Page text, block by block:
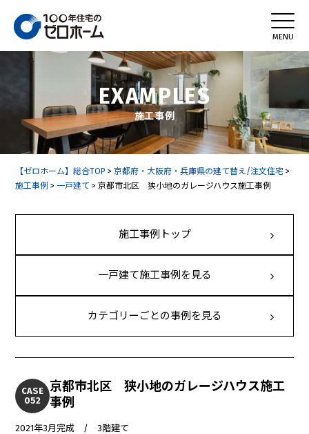
EXAMPLES
施工事例
【ゼロホーム】総合TOP >京都府・大阪府・兵庫県の建て替え/注文住宅 >
施工事例 > 一戸建て >京都市北区 狭小地のガレージハウス施工事例
施工事例トップ
一戸建て施工事例を見る
カテゴリーごとの事例を見る
CASE
052
京都市北区 狭小地のガレージハウス施工
事例
2021年3月完成 / 3階建て